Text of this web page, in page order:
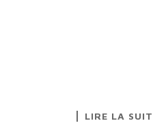
LIRE LA